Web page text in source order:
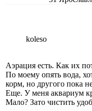
koleso
Аэрация есть. Как их
По моему опять вода,
корм, но другого пока
Еще. У меня аквариум
Мало? Зато чистить